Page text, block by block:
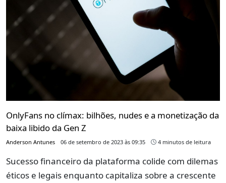
OnlyFans no clímax: bilhões, nudes e a monetização da
baixa libido da Gen Z
Anderson Antunes 06 de setembro de 2023 às 09:35 4 minutos de leitura
Sucesso financeiro da plataforma colide com dilemas
éticos e legais enquanto capitaliza sobre a crescente